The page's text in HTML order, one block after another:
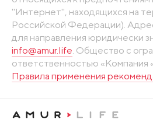
"Интернет", находящихся на
Российской Федерации).
для направления юридически
info@amur.life. Общество с
ответственностью «Компания
Правила применения